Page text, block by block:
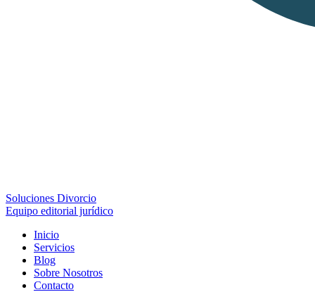
Soluciones Divorcio
Equipo editorial jurídico
Inicio
Servicios
Blog
Sobre Nosotros
Contacto